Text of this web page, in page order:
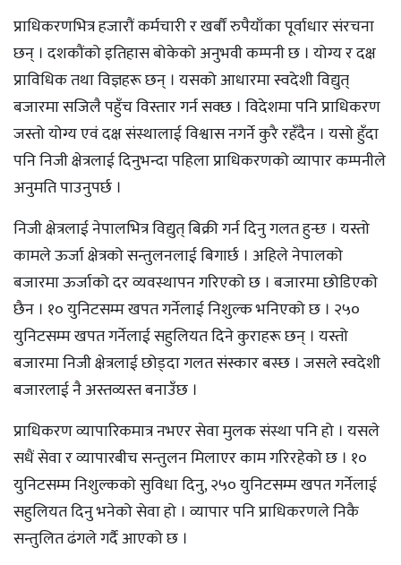
प्राधिकरणभित्र हजारौं कर्मचारी र खर्बौं रुपैयाँका पूर्वाधार संरचना
छन् । दशकौंको इतिहास बोकेको अनुभवी कम्पनी छ । योग्य र दक्ष
प्राविधिक तथा विज्ञहरू छन् । यसको आधारमा स्वदेशी विद्युत्
बजारमा सजिलै पहुँच विस्तार गर्न सक्छ । विदेशमा पनि प्राधिकरण
जस्तो योग्य एवं दक्ष संस्थालाई विश्वास नगर्ने कुरै रहँदैन । यसो हुँदा
पनि निजी क्षेत्रलाई दिनुभन्दा पहिला प्राधिकरणको व्यापार कम्पनीले
अनुमति पाउनुपर्छ ।
निजी क्षेत्रलाई नेपालभित्र विद्युत् बिक्री गर्न दिनु गलत हुन्छ । यस्तो
कामले ऊर्जा क्षेत्रको सन्तुलनलाई बिगार्छ । अहिले नेपालको
बजारमा ऊर्जाको दर व्यवस्थापन गरिएको छ । बजारमा छोडिएको
छैन । १० युनिटसम्म खपत गर्नेलाई निशुल्क भनिएको छ । २५०
युनिटसम्म खपत गर्नेलाई सहुलियत दिने कुराहरू छन् । यस्तो
बजारमा निजी क्षेत्रलाई छोड्दा गलत संस्कार बस्छ । जसले स्वदेशी
बजारलाई नै अस्तव्यस्त बनाउँछ ।
प्राधिकरण व्यापारिकमात्र नभएर सेवा मुलक संस्था पनि हो । यसले
सधैं सेवा र व्यापारबीच सन्तुलन मिलाएर काम गरिरहेको छ । १०
युनिटसम्म निशुल्कको सुविधा दिनु, २५० युनिटसम्म खपत गर्नेलाई
सहुलियत दिनु भनेको सेवा हो । व्यापार पनि प्राधिकरणले निकै
सन्तुलित ढंगले गर्दै आएको छ ।